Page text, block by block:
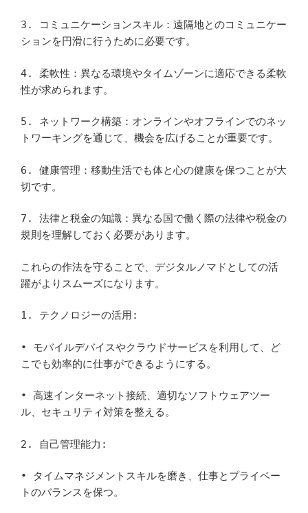
3. コミュニケーションスキル：遠隔地とのコミュニケー
ションを円滑に行うために必要です。
4. 柔軟性：異なる環境やタイムゾーンに適応できる柔軟
性が求められます。
5. ネットワーク構築：オンラインやオフラインでのネッ
トワーキングを通じて、機会を広げることが重要です。
6. 健康管理：移動生活でも体と心の健康を保つことが大
切です。
7. 法律と税金の知識：異なる国で働く際の法律や税金の
規則を理解しておく必要があります。
これらの作法を守ることで、デジタルノマドとしての活
躍がよりスムーズになります。
1. テクノロジーの活用:
• モバイルデバイスやクラウドサービスを利用して、ど
こでも効率的に仕事ができるようにする。
• 高速インターネット接続、適切なソフトウェアツー
ル、セキュリティ対策を整える。
2. 自己管理能力:
• タイムマネジメントスキルを磨き、仕事とプライベー
トのバランスを保つ。